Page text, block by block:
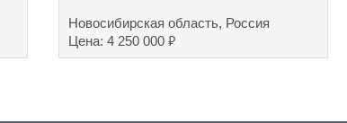
Новосибирская область, Россия
Цена: 4 250 000₽